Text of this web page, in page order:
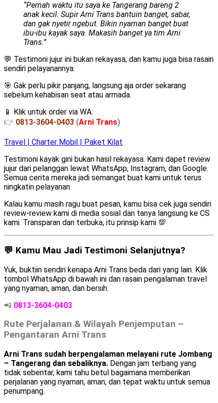
“Pernah waktu itu saya ke Tangerang bareng 2
anak kecil. Supir Arni Trans bantuin banget, sabar,
dan gak nyetir ngebut. Bikin nyaman banget buat
ibu-ibu kayak saya. Makasih banget ya tim Arni
Trans.”
💬 Testimoni jujur ini bukan rekayasa, dan kamu juga bisa rasain
sendiri pelayanannya.
🎯 Gak perlu pikir panjang, langsung aja order sekarang
sebelum kehabisan seat atau armada.
📱 Klik untuk order via WA:
👉 0813-3604-0403 (Arni Trans)
Travel | Charter Mobil | Paket Kilat
Testimoni kayak gini bukan hasil rekayasa. Kami dapet review
jujur dari pelanggan lewat WhatsApp, Instagram, dan Google.
Semua cerita mereka jadi semangat buat kami untuk terus
ningkatin pelayanan.
Kalau kamu masih ragu buat pesan, kamu bisa cek juga sendiri
review-review kami di media sosial dan tanya langsung ke CS
kami. Transparan dan terbuka, itu prinsip kami 💯
💬 Kamu Mau Jadi Testimoni Selanjutnya?
Yuk, buktiin sendiri kenapa Arni Trans beda dari yang lain. Klik
tombol WhatsApp di bawah ini dan rasain pengalaman travel
yang nyaman, aman, dan bersih:
📲 0813-3604-0403
Rute Perjalanan & Wilayah Penjemputan –
Pengantaran Arni Trans
Arni Trans sudah berpengalaman melayani rute Jombang
– Tangerang dan sebaliknya. Dengan jam terbang yang
tidak sebentar, kami tahu betul bagaimana memberikan
perjalanan yang nyaman, aman, dan tepat waktu untuk semua
penumpang.